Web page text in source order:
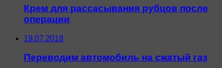
Крем для рассасывания рубцов после
операции
19.07.2018
Переводим автомобиль на сжатый газ